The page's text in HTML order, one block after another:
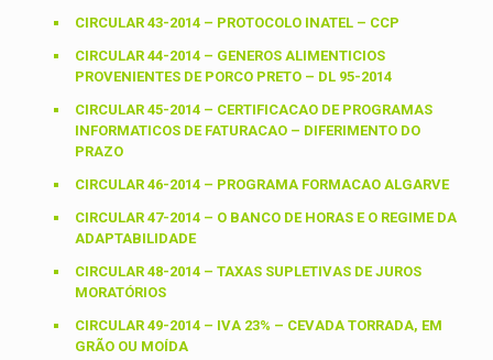
CIRCULAR 43-2014 – PROTOCOLO INATEL – CCP
CIRCULAR 44-2014 – GENEROS ALIMENTICIOS
PROVENIENTES DE PORCO PRETO – DL 95-2014
CIRCULAR 45-2014 – CERTIFICACAO DE PROGRAMAS
INFORMATICOS DE FATURACAO – DIFERIMENTO DO
PRAZO
CIRCULAR 46-2014 – PROGRAMA FORMACAO ALGARVE
CIRCULAR 47-2014 – O BANCO DE HORAS E O REGIME DA
ADAPTABILIDADE
CIRCULAR 48-2014 – TAXAS SUPLETIVAS DE JUROS
MORATÓRIOS
CIRCULAR 49-2014 – IVA 23% – CEVADA TORRADA, EM
GRÃO OU MOÍDA